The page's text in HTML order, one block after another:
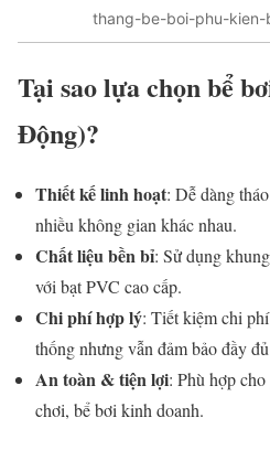
thang-be-boi-phu-
Tại sao lựa chọn bể
Động)?
Thiết kế linh hoạt: Dễ dàng
nhiều không gian khác nhau.
Chất liệu bền bỉ: Sử dụng
với bạt PVC cao cấp.
Chi phí hợp lý: Tiết kiệm chi
thống nhưng vẫn đảm bảo đầy
An toàn & tiện lợi: Phù hợp
chơi, bể bơi kinh doanh.